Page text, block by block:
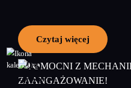
Czytaj więcej
25
czerwiec